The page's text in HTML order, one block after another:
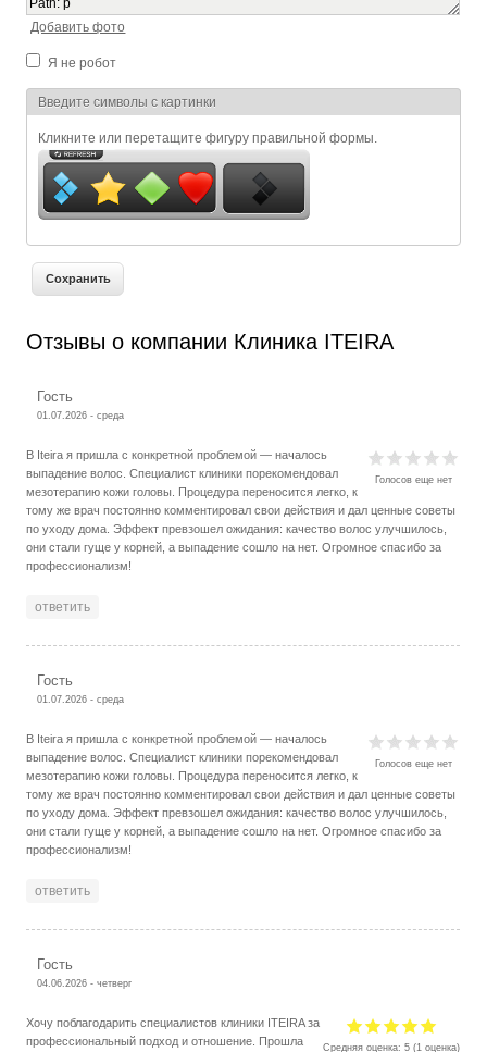
Добавить фото
Я не робот
Я спамер
Введите символы с картинки
Кликните или перетащите фигуру правильной формы.
Отзывы о компании Клиника ITEIRA
Гость
01.07.2026 - среда
Голосов еще нет
В Iteira я пришла с конкретной проблемой — началось
выпадение волос. Специалист клиники порекомендовал
мезотерапию кожи головы. Процедура переносится легко, к
тому же врач постоянно комментировал свои действия и дал ценные советы
по уходу дома. Эффект превзошел ожидания: качество волос улучшилось,
они стали гуще у корней, а выпадение сошло на нет. Огромное спасибо за
профессионализм!
ответить
Гость
01.07.2026 - среда
Голосов еще нет
В Iteira я пришла с конкретной проблемой — началось
выпадение волос. Специалист клиники порекомендовал
мезотерапию кожи головы. Процедура переносится легко, к
тому же врач постоянно комментировал свои действия и дал ценные советы
по уходу дома. Эффект превзошел ожидания: качество волос улучшилось,
они стали гуще у корней, а выпадение сошло на нет. Огромное спасибо за
профессионализм!
ответить
Гость
04.06.2026 - четверг
Средняя оценка:5 (1 оценка)
Хочу поблагодарить специалистов клиники ITEIRA за
профессиональный подход и отношение. Прошла